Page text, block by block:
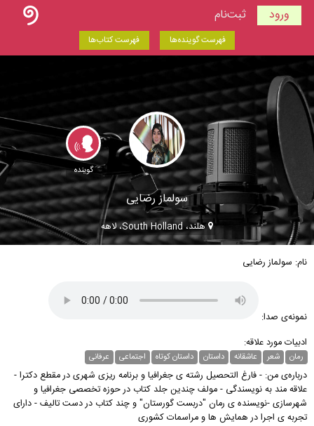
ورود ثبت‌نام
فهرست گوینده‌ها فهرست کتاب‌ها
گوینده
سولماز رضایی
هلند، South Holland، لاهه
نام: سولماز رضایی
نمونه‌ی صدا:
ادبیات مورد علاقه:
رمان شعر عاشقانه داستان داستان کوتاه اجتماعی عرفانی
درباره‌ی من: - فارغ التحصیل رشته ی جغرافیا و برنامه ریزی شهری در مقطع دکترا -
علاقه مند به نویسندگی - مولف چندین جلد کتاب در حوزه تخصصی جغرافیا و
شهرسازی -نویسنده ی رمان "دربست گورستان" و چند کتاب در دست تالیف - دارای
تجربه ی اجرا در همایش ها و مراسمات کشوری